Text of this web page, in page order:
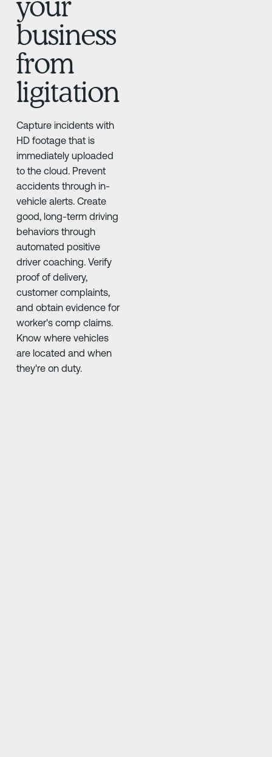
business
from
ligitation
Capture incidents with
HD footage that is
immediately uploaded
to the cloud. Prevent
accidents through in-
vehicle alerts. Create
good, long-term driving
behaviors through
automated positive
driver coaching. Verify
proof of delivery,
customer complaints,
and obtain evidence for
worker's comp claims.
Know where vehicles
are located and when
they're on duty.